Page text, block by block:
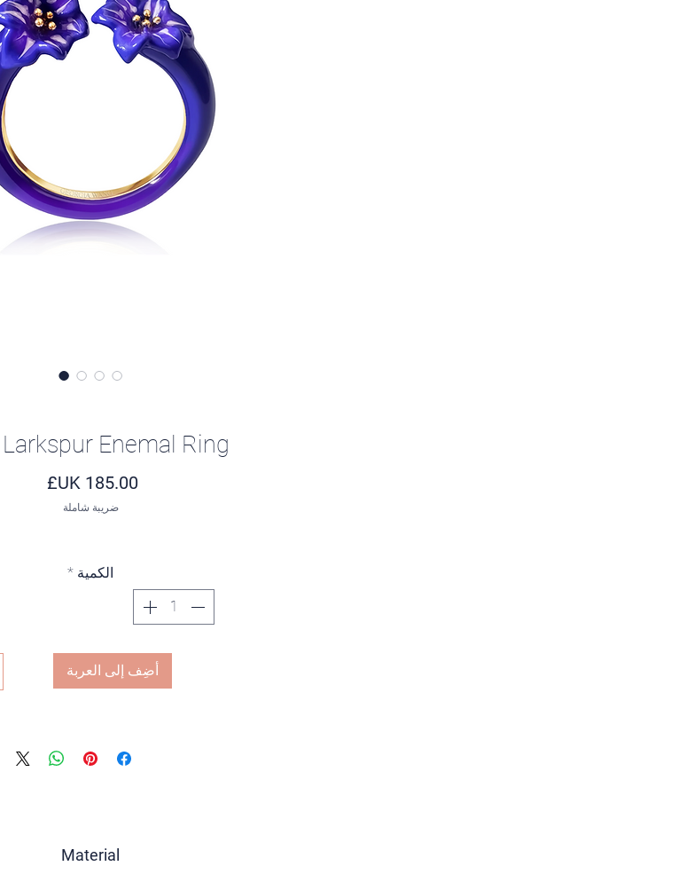
Enemal Ring
السعر
ضريبة شاملة
الكمية *
أضِف إلى العربة
Material